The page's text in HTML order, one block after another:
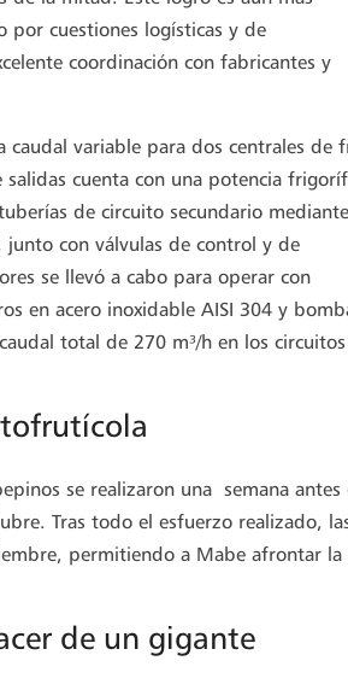
por cuestiones logísticas y de
coordinación con fabricantes y
caudal variable para dos centrales de
salidas cuenta con una potencia
de circuito secundario
con válvulas de control y de
se llevó a cabo para operar con
en acero inoxidable AISI 304 y
total de 270 m³/h en los
se realizaron una semana antes
Tras todo el esfuerzo realizado,
permitiendo a Mabe afrontar la
de un gigante